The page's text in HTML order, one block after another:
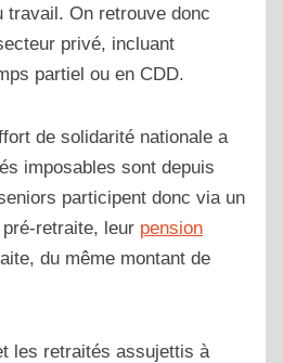
travail. On retrouve donc
privé, incluant
partiel ou en CDD.
de solidarité nationale a
imposables sont depuis
participent donc via un
retraite, leur pension
du même montant de
les retraités assujettis à